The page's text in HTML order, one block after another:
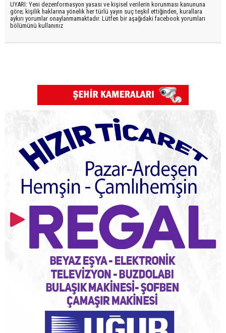
UYARI: Yeni dezenformasyon yasası ve kişisel verilerin korunması kanununa
göre; kişilik haklarına yönelik her türlü yayın suç teşkil ettiğinden, kurallara
aykırı yorumlar onaylanmamaktadır. Lütfen bir aşağıdaki facebook yorumları
bölümünü kullanınız